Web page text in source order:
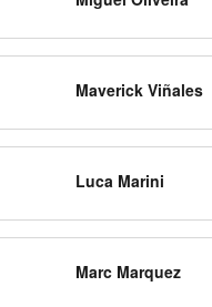
Maverick Viñales
Luca Marini
Marc Marquez